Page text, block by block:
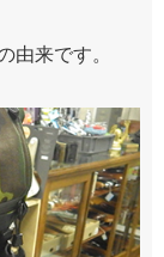
来です。